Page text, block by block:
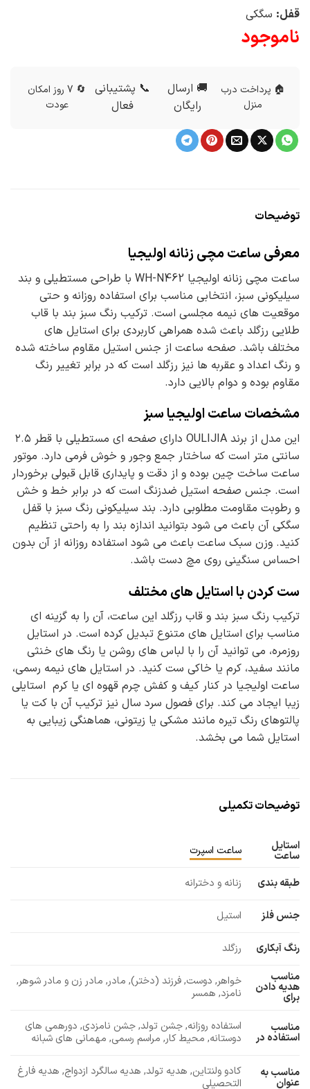
قفل: سگکی
ناموجود
🏠 پرداخت درب
منزل
🚚 ارسال
رایگان
📞 پشتیبانی
فعال
🔄 7 روز امکان
عودت
توضیحات
معرفی ساعت مچی زنانه اولیجیا
ساعت مچی زنانه اولیجیا WH-N462 با طراحی مستطیلی و بند
سیلیکونی سبز، انتخابی مناسب برای استفاده روزانه و حتی
موقعیت های نیمه مجلسی است. ترکیب رنگ سبز بند با قاب
طلایی رزگلد باعث شده همراهی کاربردی برای استایل های
مختلف باشد. صفحه ساعت از جنس استیل مقاوم ساخته شده
و رنگ اعداد و عقربه ها نیز رزگلد است که در برابر تغییر رنگ
مقاوم بوده و دوام بالایی دارد.
مشخصات ساعت اولیجیا سبز
این مدل از برند OULIJIA دارای صفحه ای مستطیلی با قطر ۲.۵
سانتی متر است که ساختار جمع وجور و خوش فرمی دارد. موتور
ساعت ساخت چین بوده و از دقت و پایداری قابل قبولی برخوردار
است. جنس صفحه استیل ضدزنگ است که در برابر خط و خش
و رطوبت مقاومت مطلوبی دارد. بند سیلیکونی رنگ سبز با قفل
سگکی آن باعث می شود بتوانید اندازه بند را به راحتی تنظیم
کنید. وزن سبک ساعت باعث می شود استفاده روزانه از آن بدون
احساس سنگینی روی مچ دست باشد.
ست کردن با استایل های مختلف
ترکیب رنگ سبز بند و قاب رزگلد این ساعت، آن را به گزینه ای
مناسب برای استایل های متنوع تبدیل کرده است. در استایل
روزمره، می توانید آن را با لباس های روشن یا رنگ های خنثی
مانند سفید، کرم یا خاکی ست کنید. در استایل های نیمه رسمی،
ساعت اولیجیا در کنار کیف و کفش چرم قهوه ای یا کرم استایلی
زیبا ایجاد می کند. برای فصول سرد سال نیز ترکیب آن با کت یا
پالتوهای رنگ تیره مانند مشکی یا زیتونی، هماهنگی زیبایی به
استایل شما می بخشد.
توضیحات تکمیلی
استایل
ساعت ساعت اسپرت
طبقه بندی زنانه و دخترانه
جنس فلز استیل
رنگ آبکاری
رزگلد
مناسب
هدیه دادن
برای
خواهر, دوست, فرزند (دختر), مادر, مادر زن و مادر شوهر,
نامزد, همسر
مناسب
استفاده در
استفاده روزانه, جشن تولد, جشن نامزدی, دورهمی های
دوستانه, محیط کار, مراسم رسمی, مهمانی های شبانه
مناسب به
عنوان
کادو ولنتاین, هدیه تولد, هدیه سالگرد ازدواج, هدیه فارغ
التحصیلی